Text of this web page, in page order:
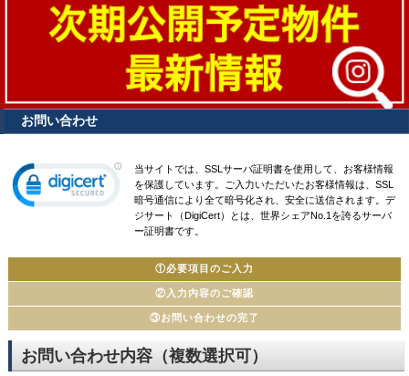
お問い合わせ
当サイトでは、SSLサーバ証明書を使用して、お客様情報
を保護しています。ご入力いただいたお客様情報は、SSL
暗号通信により全て暗号化され、安全に送信されます。デ
ジサート（DigiCert）とは、世界シェアNo.1を誇るサーバ
ー証明書です。
①必要項目のご入力
②入力内容のご確認
③お問い合わせの完了
お問い合わせ内容（複数選択可）